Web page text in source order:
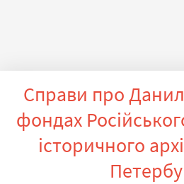
Справи про
фондах
історичного